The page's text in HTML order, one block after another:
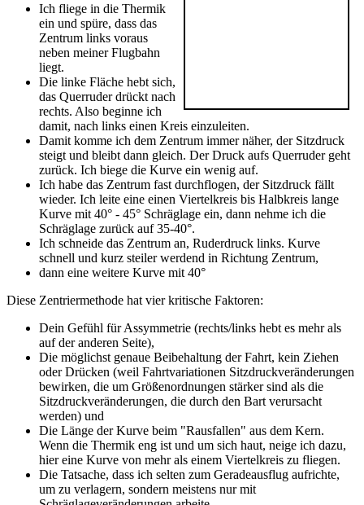
Ich fliege in die Thermik
ein und spüre, dass das
Zentrum links voraus
neben meiner Flugbahn
liegt.
Die linke Fläche hebt sich,
das Querruder drückt nach
rechts. Also beginne ich
damit, nach links einen Kreis einzuleiten.
Damit komme ich dem Zentrum immer näher, der Sitzdruck
steigt und bleibt dann gleich. Der Druck aufs Querruder geht
zurück. Ich biege die Kurve ein wenig auf.
Ich habe das Zentrum fast durchflogen, der Sitzdruck fällt
wieder. Ich leite eine einen Viertelkreis bis Halbkreis lange
Kurve mit 40° - 45° Schräglage ein, dann nehme ich die
Schräglage zurück auf 35-40°.
Ich schneide das Zentrum an, Ruderdruck links. Kurve
schnell und kurz steiler werdend in Richtung Zentrum,
dann eine weitere Kurve mit 40°
Diese Zentriermethode hat vier kritische Faktoren:
Dein Gefühl für Assymmetrie (rechts/links hebt es mehr als
auf der anderen Seite),
Die möglichst genaue Beibehaltung der Fahrt, kein Ziehen
oder Drücken (weil Fahrtvariationen Sitzdruckveränderungen
bewirken, die um Größenordnungen stärker sind als die
Sitzdruckveränderungen, die durch den Bart verursacht
werden) und
Die Länge der Kurve beim "Rausfallen" aus dem Kern.
Wenn die Thermik eng ist und um sich haut, neige ich dazu,
hier eine Kurve von mehr als einem Viertelkreis zu fliegen.
Die Tatsache, dass ich selten zum Geradeausflug aufrichte,
um zu verlagern, sondern meistens nur mit